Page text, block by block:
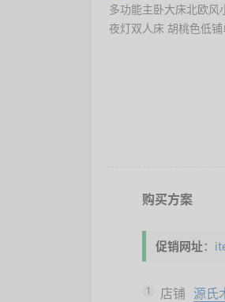
购买方案
促销网址：
1 店铺 源氏